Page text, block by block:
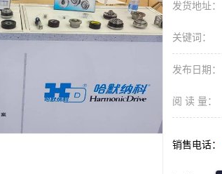
发货地址：
关键词：
发布日期：
阅 读 量：
销售电话：